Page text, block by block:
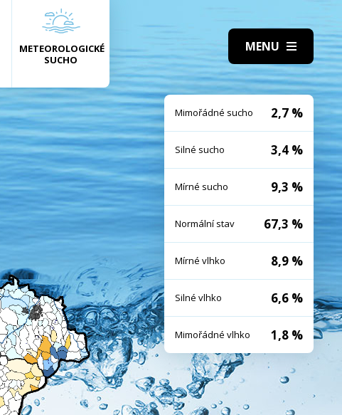
METEOROLOGICKÉ
SUCHO
Mimořádné sucho 2,7 %
Silné sucho 3,4 %
Mírné sucho 9,3 %
Normální stav 67,3 %
Mírné vlhko 8,9 %
Silné vlhko 6,6 %
Mimořádné vlhko 1,8 %